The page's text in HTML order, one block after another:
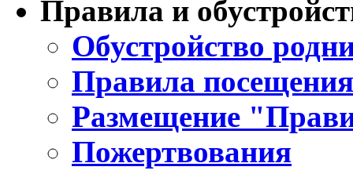
Правила и
Обустройство
Правила
Размещение
Пожертвования